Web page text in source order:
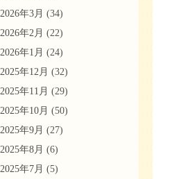
2026年3月 (34)
2026年2月 (22)
2026年1月 (24)
2025年12月 (32)
2025年11月 (29)
2025年10月 (50)
2025年9月 (27)
2025年8月 (6)
2025年7月 (5)